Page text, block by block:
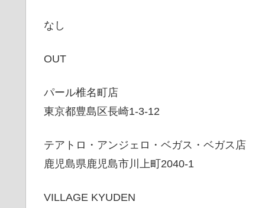
なし
OUT
パール椎名町店
東京都豊島区長崎1-3-12
テアトロ・アンジェロ・ベガス・ベガス店
鹿児島県鹿児島市川上町2040-1
VILLAGE KYUDEN